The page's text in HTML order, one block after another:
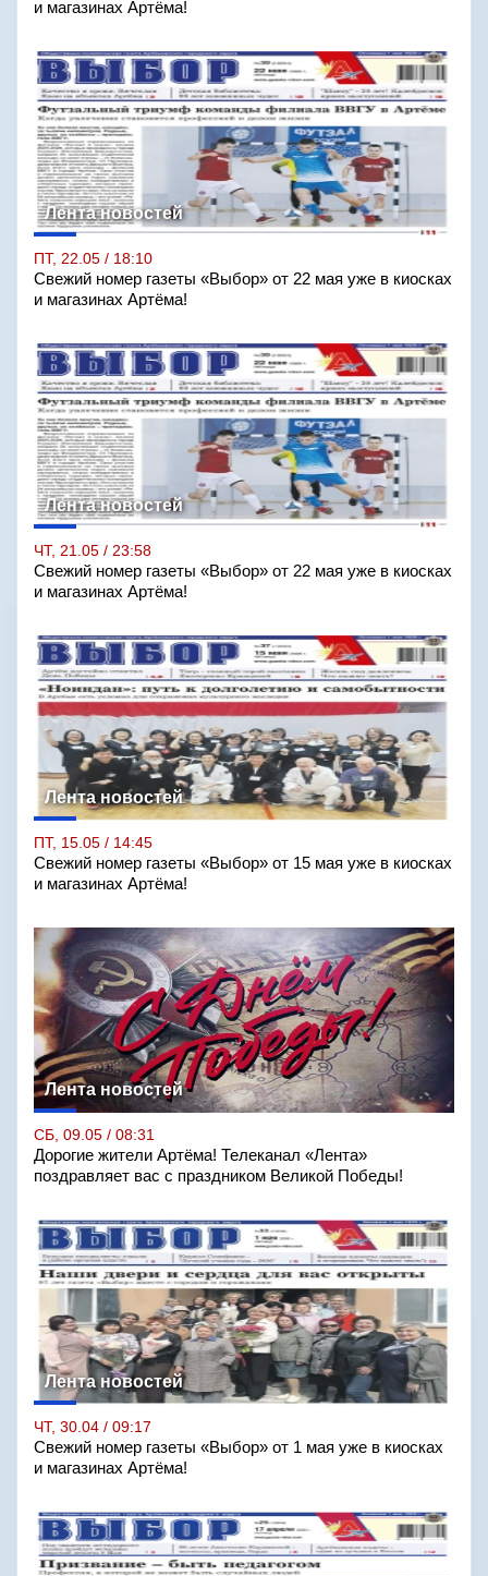
и магазинах Артёма!
Лента новостей
ПТ, 22.05 / 18:10
Свежий номер газеты «Выбор» от 22 мая уже в киосках
и магазинах Артёма!
Лента новостей
ЧТ, 21.05 / 23:58
Свежий номер газеты «Выбор» от 22 мая уже в киосках
и магазинах Артёма!
Лента новостей
ПТ, 15.05 / 14:45
Свежий номер газеты «Выбор» от 15 мая уже в киосках
и магазинах Артёма!
Лента новостей
СБ, 09.05 / 08:31
Дорогие жители Артёма! Телеканал «Лента»
поздравляет вас с праздником Великой Победы!
Лента новостей
ЧТ, 30.04 / 09:17
Свежий номер газеты «Выбор» от 1 мая уже в киосках
и магазинах Артёма!